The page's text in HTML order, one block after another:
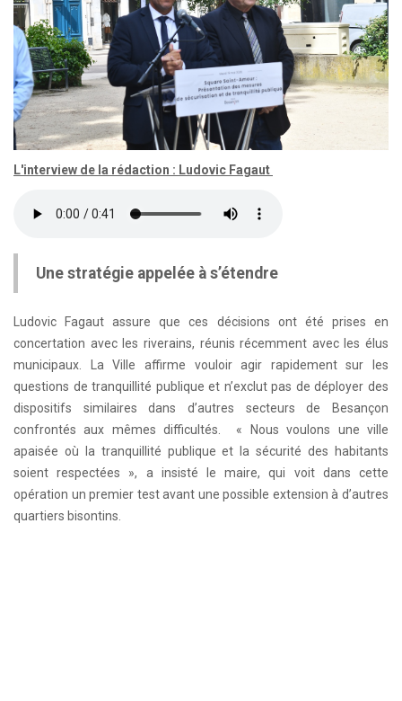
L'interview de la rédaction : Ludovic Fagaut
Une stratégie appelée à s’étendre
Ludovic Fagaut assure que ces décisions ont été prises en
concertation avec les riverains, réunis récemment avec les élus
municipaux. La Ville affirme vouloir agir rapidement sur les
questions de tranquillité publique et n’exclut pas de déployer des
dispositifs similaires dans d’autres secteurs de Besançon
confrontés aux mêmes difficultés. « Nous voulons une ville
apaisée où la tranquillité publique et la sécurité des habitants
soient respectées », a insisté le maire, qui voit dans cette
opération un premier test avant une possible extension à d’autres
quartiers bisontins.